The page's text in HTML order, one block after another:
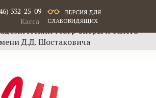
332-25-09
Касса
ВЕРСИЯ ДЛЯ
СЛАБОВИДЯЩИХ
театр оперы и балета
Д.Д. Шостаковича